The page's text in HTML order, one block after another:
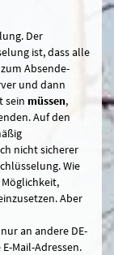
Der
ist, dass alle
Absende-
und dann
sein müssen,
Auf den
nicht sicherer
Wie
Aber
an andere DE-
Mail-Adressen.